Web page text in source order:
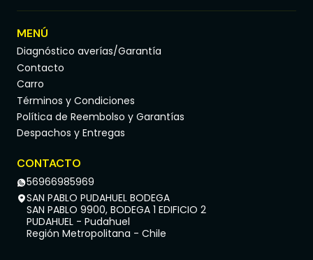
MENÚ
Diagnóstico averías/Garantía
Contacto
Carro
Términos y Condiciones
Política de Reembolso y Garantías
Despachos y Entregas
CONTACTO
56966985969
SAN PABLO PUDAHUEL BODEGA
SAN PABLO 9900, BODEGA 1 EDIFICIO 2
PUDAHUEL - Pudahuel
Región Metropolitana - Chile